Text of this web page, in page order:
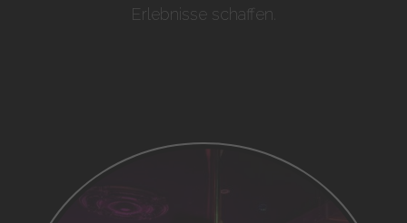
Erlebnisse schaffen.